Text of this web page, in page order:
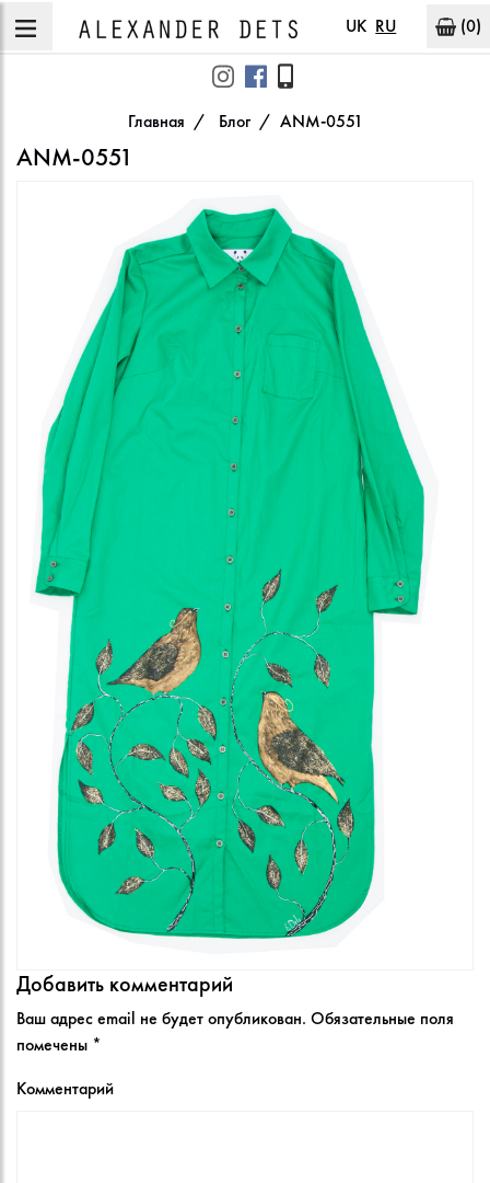
UK RU (0)
Главная Блог ANM-0551
ANM-0551
Добавить комментарий
Ваш адрес email не будет опубликован. Обязательные поля
помечены *
Комментарий